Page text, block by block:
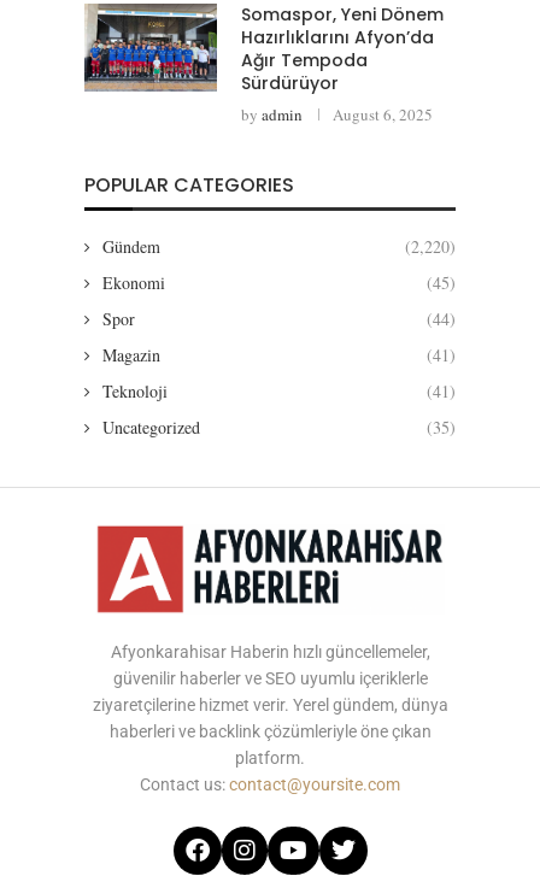
Somaspor, Yeni Dönem
Hazırlıklarını Afyon’da
Ağır Tempoda
Sürdürüyor
by admin August 6, 2025
POPULAR CATEGORIES
Gündem
(2,220)
Ekonomi
(45)
Spor
(44)
Magazin
(41)
Teknoloji
(41)
Uncategorized
(35)
Afyonkarahisar Haberin hızlı güncellemeler,
güvenilir haberler ve SEO uyumlu içeriklerle
ziyaretçilerine hizmet verir. Yerel gündem, dünya
haberleri ve backlink çözümleriyle öne çıkan
platform.
Contact us:contact@yoursite.com